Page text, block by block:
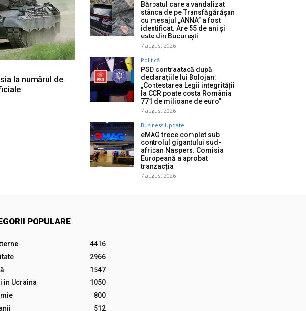
la numărul de
Bărbatul care a vandalizat
stânca de pe Transfăgărășan
cu mesajul „ANNA” a fost
identificat. Are 55 de ani și
este din București
7 august 2026
Politică
PSD contraatacă după
declarațiile lui Bolojan:
„Contestarea Legii integrității
la CCR poate costa România
771 de milioane de euro”
7 august 2026
Business Update
eMAG trece complet sub
controlul gigantului sud-
african Naspers. Comisia
Europeană a aprobat
tranzacția
7 august 2026
POPULARE
4416
2966
1547
în Ucraina
1050
800
512